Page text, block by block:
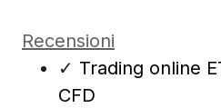
Recensioni
✓ Trading online
CFD